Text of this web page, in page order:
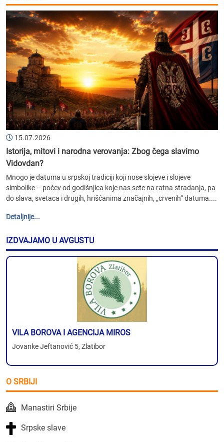
15.07.2026
Istorija, mitovi i narodna verovanja: Zbog čega slavimo
Vidovdan?
Mnogo je datuma u srpskoj tradiciji koji nose slojeve i slojeve
simbolike – počev od godišnjica koje nas sete na ratna stradanja, pa
do slava, svetaca i drugih, hrišćanima značajnih, „crvenih“ datuma....
Detaljnije...
IZDVAJAMO U AVGUSTU
VILA BOROVA I AGENCIJA MIROS
Jovanke Jeftanović 5, Zlatibor
O SRBIJI
Manastiri Srbije
Srpske slave